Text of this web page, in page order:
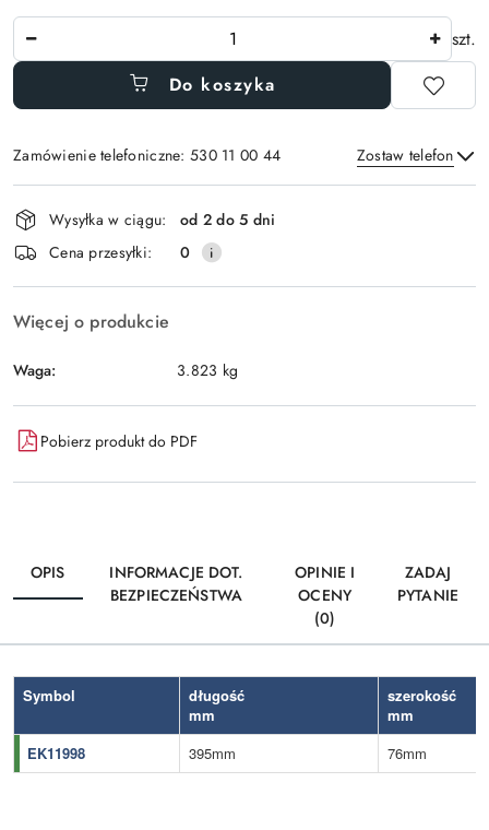
szt.
Do koszyka
Zamówienie telefoniczne: 530 11 00 44 Zostaw telefon
Wyślij
Dostępność
i
dostawa
Wysyłka w ciągu:
od 2 do 5 dni
Cena przesyłki:
0
Więcej o produkcie
Waga: 3.823 kg
Pobierz produkt do PDF
OPIS
INFORMACJE DOT.
BEZPIECZEŃSTWA
OPINIE I
OCENY
(0)
ZADAJ
PYTANIE
Symbol
długość
mm
szerokość
mm
EK11998
395mm 76mm